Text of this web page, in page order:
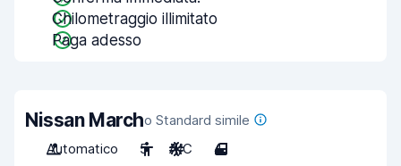
Chilometraggio illimitato
Paga adesso
Nissan Marcho Standard simile
Automatico
5 A/C 4